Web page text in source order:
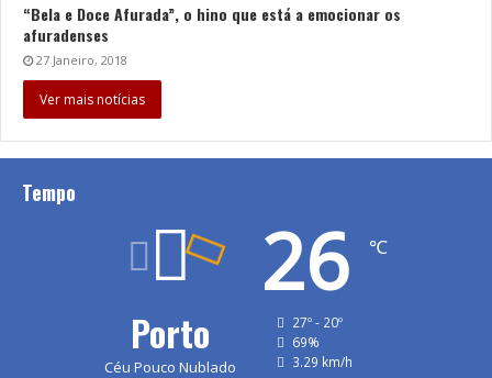
“Bela e Doce Afurada”, o hino que está a emocionar os
afuradenses
27 Janeiro, 2018
Ver mais notícias
Tempo
Porto
Céu Pouco Nublado
26 ℃
27º - 20º
69%
3.29 km/h